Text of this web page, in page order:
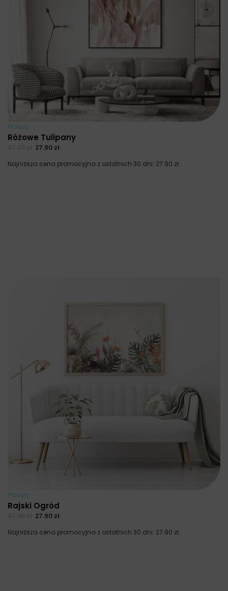
Plakaty
Różowe Tulipany
27.90 zł
Najniższa cena promocyjna z ostatnich 30 dni: 27.90 zł.
Plakaty
Rajski Ogród
27.90 zł
Najniższa cena promocyjna z ostatnich 30 dni: 27.90 zł.